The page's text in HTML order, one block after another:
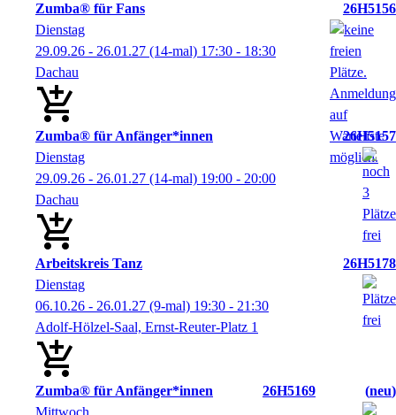
Zumba® für Fans
26H5156
Dienstag
29.09.26 - 26.01.27 (14-mal) 17:30 - 18:30
Dachau
Zumba® für Anfänger*innen
26H5157
Dienstag
29.09.26 - 26.01.27 (14-mal) 19:00 - 20:00
Dachau
Arbeitskreis Tanz
26H5178
Dienstag
06.10.26 - 26.01.27 (9-mal) 19:30 - 21:30
Adolf-Hölzel-Saal, Ernst-Reuter-Platz 1
Zumba® für Anfänger*innen 26H5169
neu
Mittwoch